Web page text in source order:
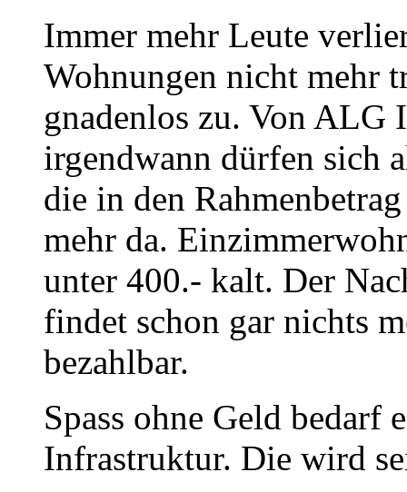
Immer mehr Leute
Wohnungen nicht mehr
gnadenlos zu. Von
irgendwann dürfen sich
die in den
mehr da.
unter 400.- kalt. Der
findet schon gar nichts
bezahlbar.
Spass ohne Geld bedarf
Infrastruktur. Die wird